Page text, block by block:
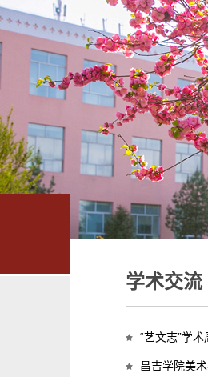
学术交流
“艺文志”学
昌吉学院美